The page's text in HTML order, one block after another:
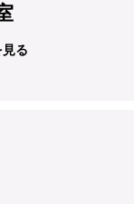
る